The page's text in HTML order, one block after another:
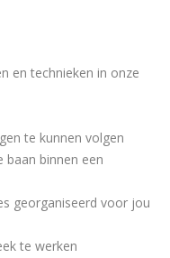
en technieken in onze
te kunnen volgen
baan binnen een
georganiseerd voor jou
te werken